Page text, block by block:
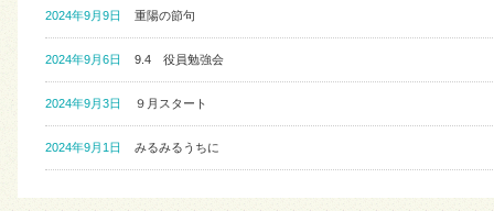
2024年9月9日 重陽の節句
2024年9月6日 9.4 役員勉強会
2024年9月3日 ９月スタート
2024年9月1日 みるみるうちに